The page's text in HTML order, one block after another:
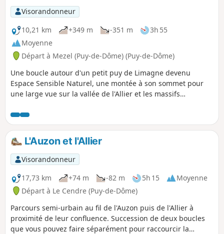
Visorandonneur
10,21 km
+349 m -351 m
3h 55
Moyenne
Départ à Mezel (Puy-de-Dôme) (Puy-de-Dôme)
Une boucle autour d'un petit puy de Limagne devenu
Espace Sensible Naturel, une montée à son sommet pour
une large vue sur la vallée de l'Allier et les massifs
Mezel.
L'Auzon et l'Allier
Visorandonneur
17,73 km
+74 m -82 m 5h 15
Moyenne
Départ à Le Cendre (Puy-de-Dôme)
Parcours semi-urbain au fil de l'Auzon puis de l'Allier à
proximité de leur confluence. Succession de deux boucles
que vous pouvez faire séparément pour raccourcir la